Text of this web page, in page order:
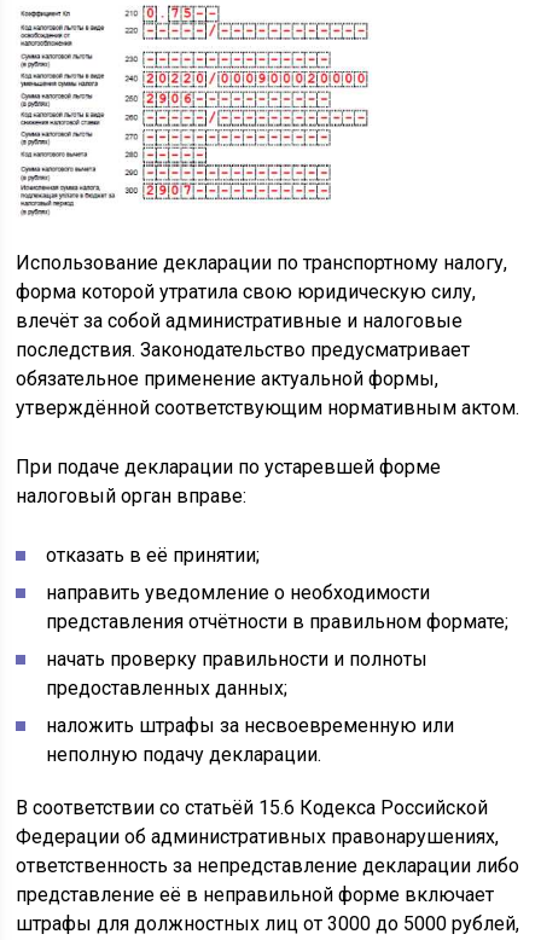
Использование декларации по транспортному налогу,
форма которой утратила свою юридическую силу,
влечёт за собой административные и налоговые
последствия. Законодательство предусматривает
обязательное применение актуальной формы,
утверждённой соответствующим нормативным актом.
При подаче декларации по устаревшей форме
налоговый орган вправе:
отказать в её принятии;
направить уведомление о необходимости
представления отчётности в правильном формате;
начать проверку правильности и полноты
предоставленных данных;
наложить штрафы за несвоевременную или
неполную подачу декларации.
В соответствии со статьёй 15.6 Кодекса Российской
Федерации об административных правонарушениях,
ответственность за непредставление декларации либо
представление её в неправильной форме включает
штрафы для должностных лиц от 3000 до 5000 рублей,